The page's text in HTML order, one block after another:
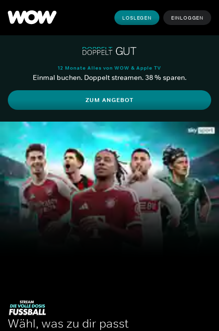
LOSLEGEN EINLOGGEN
12 Monate Alles von WOW & Apple TV
Einmal buchen. Doppelt streamen. 38 % sparen.
ZUM ANGEBOT
Wähl, was zu dir passt